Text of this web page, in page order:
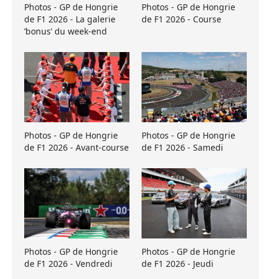
Photos - GP de Hongrie
de F1 2026 - La galerie
’bonus’ du week-end
Photos - GP de Hongrie
de F1 2026 - Course
Photos - GP de Hongrie
de F1 2026 - Avant-course
Photos - GP de Hongrie
de F1 2026 - Samedi
Photos - GP de Hongrie
de F1 2026 - Vendredi
Photos - GP de Hongrie
de F1 2026 - Jeudi